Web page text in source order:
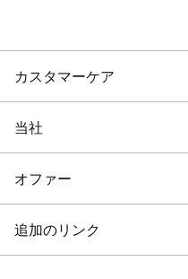
カスタマーケア
当社
オファー
追加のリンク